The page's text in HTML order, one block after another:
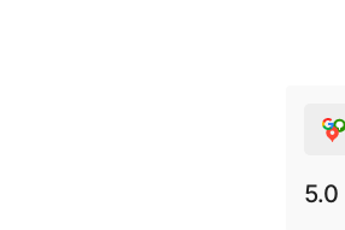
5.0